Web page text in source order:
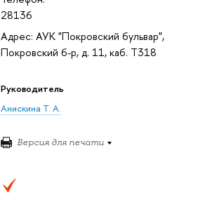
28136
Адрес: АУК "Покровский бульвар",
Покровский б-р, д. 11, каб. T318
Руководитель
Анискина Т. А.
Версия для печати